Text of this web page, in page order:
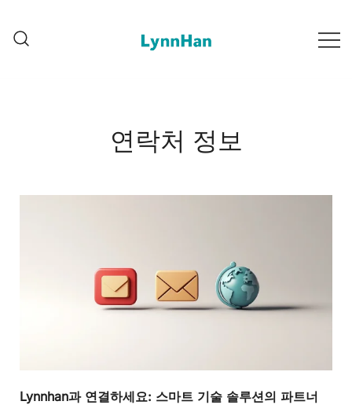
연락처 정보
Lynnhan과 연결하세요: 스마트 기술 솔루션의 파트너